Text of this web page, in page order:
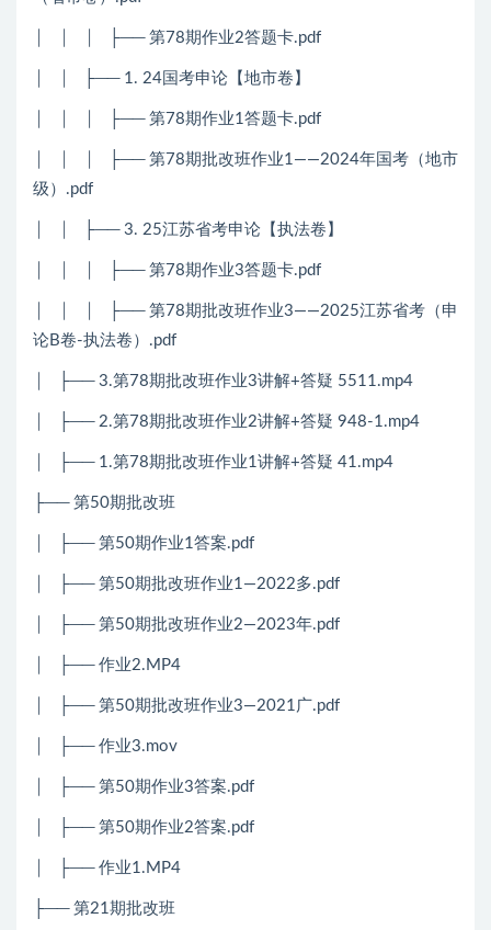
│ │ │ ├── 第78期作业2答题卡.pdf
│ │ ├── 1. 24国考申论【地市卷】
│ │ │ ├── 第78期作业1答题卡.pdf
│ │ │ ├── 第78期批改班作业1——2024年国考（地市
级）.pdf
│ │ ├── 3. 25江苏省考申论【执法卷】
│ │ │ ├── 第78期作业3答题卡.pdf
│ │ │ ├── 第78期批改班作业3——2025江苏省考（申
论B卷-执法卷）.pdf
│ ├── 3.第78期批改班作业3讲解+答疑 5511.mp4
│ ├── 2.第78期批改班作业2讲解+答疑 948-1.mp4
│ ├── 1.第78期批改班作业1讲解+答疑 41.mp4
├── 第50期批改班
│ ├── 第50期作业1答案.pdf
│ ├── 第50期批改班作业1—2022多.pdf
│ ├── 第50期批改班作业2—2023年.pdf
│ ├── 作业2.MP4
│ ├── 第50期批改班作业3—2021广.pdf
│ ├── 作业3.mov
│ ├── 第50期作业3答案.pdf
│ ├── 第50期作业2答案.pdf
│ ├── 作业1.MP4
├── 第21期批改班